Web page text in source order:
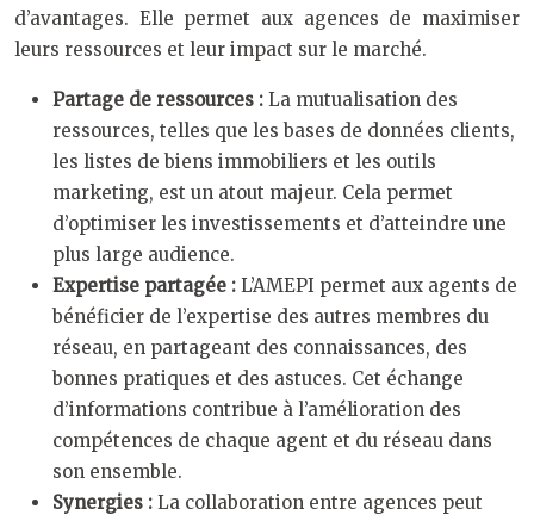
d’avantages. Elle permet aux agences de maximiser
leurs ressources et leur impact sur le marché.
Partage de ressources : La mutualisation des
ressources, telles que les bases de données clients,
les listes de biens immobiliers et les outils
marketing, est un atout majeur. Cela permet
d’optimiser les investissements et d’atteindre une
plus large audience.
Expertise partagée : L’AMEPI permet aux agents de
bénéficier de l’expertise des autres membres du
réseau, en partageant des connaissances, des
bonnes pratiques et des astuces. Cet échange
d’informations contribue à l’amélioration des
compétences de chaque agent et du réseau dans
son ensemble.
Synergies : La collaboration entre agences peut